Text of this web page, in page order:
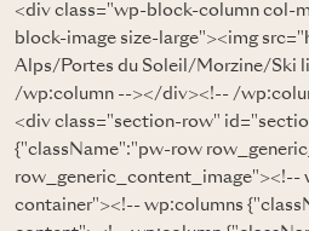
<div class="wp-block-column col-
block-image size-large"><img src="
Alps/Portes du Soleil/Morzine/Ski
/wp:column --></div><!-- /
<div class="section-row"
{"className":"pw-row
row_generic_content_image"><!--
container"><!-- wp:columns